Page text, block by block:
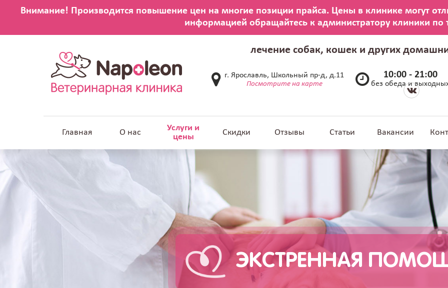
лечение собак, кошек и других
г. Ярославль, Школьный пр-д, д.11
Посмотрите на карте
10:00 - 21:00
без обеда и
Главная О нас
Услуги и
цены
Скидки Отзывы Статьи Вакансии
ЭКСТРЕННАЯ